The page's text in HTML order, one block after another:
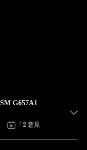
G657A1
12 意見